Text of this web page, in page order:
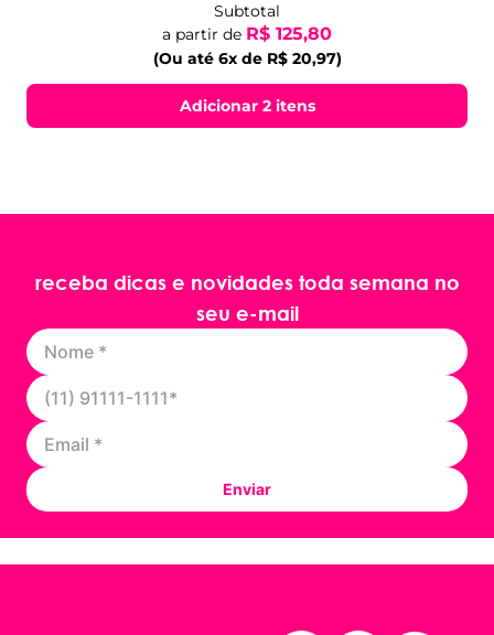
Subtotal
a partir de R$ 125,80
(Ou até 6x de R$ 20,97)
Adicionar 2 itens
receba dicas e novidades toda semana no
seu e-mail
Enviar